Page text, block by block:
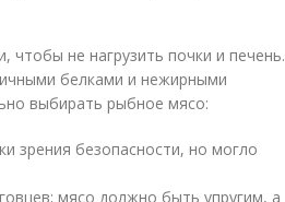
чтобы не нагрузить почки и печень.
белками и нежирными
выбирать рыбное мясо:
зрения безопасности, но могло
мясо должно быть упругим, а